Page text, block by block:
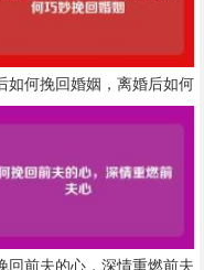
如何挽回婚姻，离婚后如何
巧妙挽回婚姻
回前夫的心，深情重燃前夫